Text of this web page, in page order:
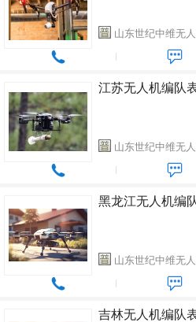
山东世纪中维无
江苏无人机编队
山东世纪中维无
黑龙江无人机编
山东世纪中维无
吉林无人机编队